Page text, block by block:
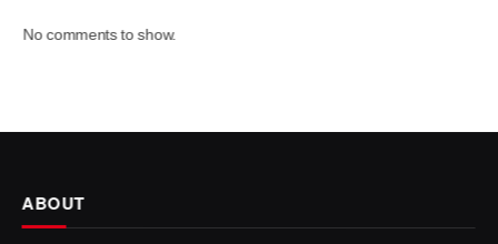
No comments to show.
ABOUT